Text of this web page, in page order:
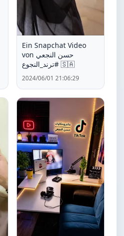
Ein Snapchat Video
von حسن النجعي
#ترند_النجوع 🇸🇦
2024/06/01 21:06:29